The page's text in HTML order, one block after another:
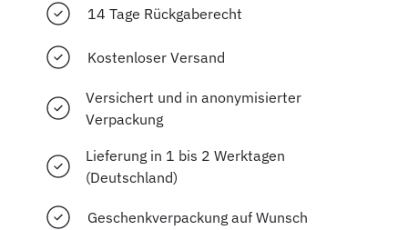
14 Tage Rückgaberecht
Kostenloser Versand
Versichert und in anonymisierter
Verpackung
Lieferung in 1 bis 2 Werktagen
(Deutschland)
Geschenkverpackung auf Wunsch